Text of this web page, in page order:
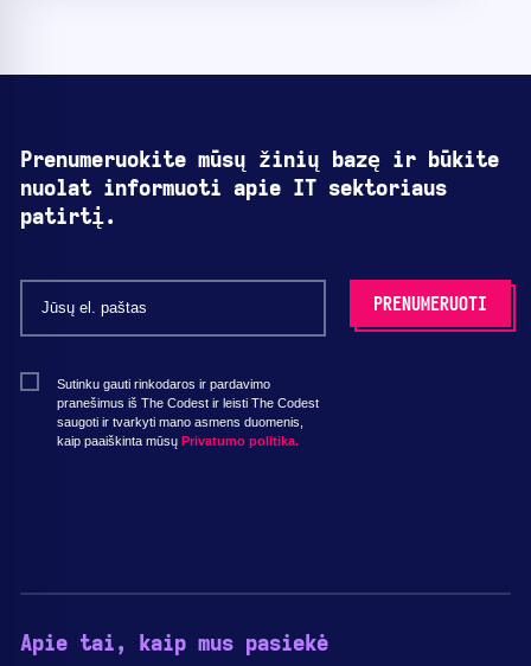
Prenumeruokite mūsų žinių bazę ir būkite
nuolat informuoti apie IT sektoriaus
patirtį.
Sutinku gauti rinkodaros ir pardavimo
pranešimus iš The Codest ir leisti The Codest
saugoti ir tvarkyti mano asmens duomenis,
kaip paaiškinta mūsų Privatumo politika.
Apie tai, kaip mus pasiekė